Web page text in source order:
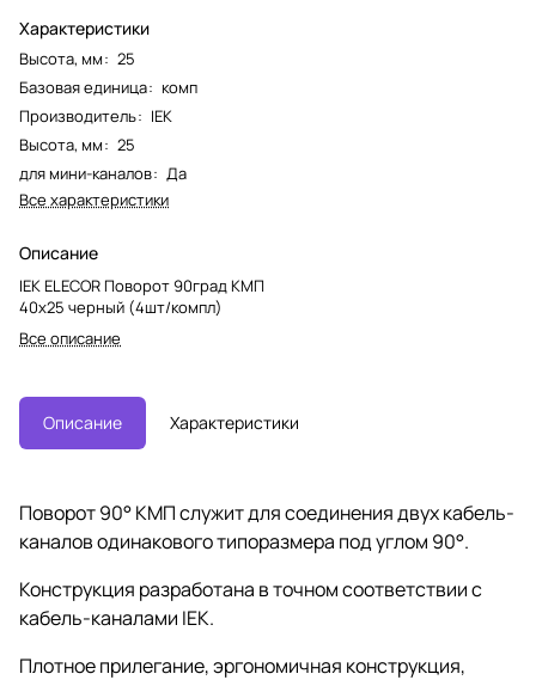
Характеристики
Высота, мм: 25
Базовая единица: комп
Производитель: IEK
Высота, мм: 25
для мини-каналов: Да
Все характеристики
Описание
IEK ELECOR Поворот 90град КМП
40х25 черный (4шт/компл)
Все описание
Описание Характеристики
Поворот 90° КМП служит для соединения двух кабель-
каналов одинакового типоразмера под углом 90°.
Конструкция разработана в точном соответствии с
кабель-каналами IEK.
Плотное прилегание, эргономичная конструкция,